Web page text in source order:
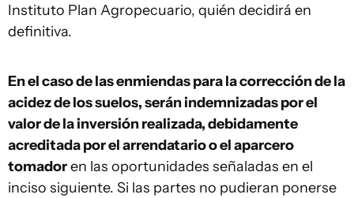
Instituto Plan Agropecuario, quién decidirá en
definitiva.
En el caso de las enmiendas para la corrección de la
acidez de los suelos, serán indemnizadas por el
valor de la inversión realizada, debidamente
acreditada por el arrendatario o el aparcero
tomadoren las oportunidades señaladas en el
inciso siguiente. Si las partes no pudieran ponerse